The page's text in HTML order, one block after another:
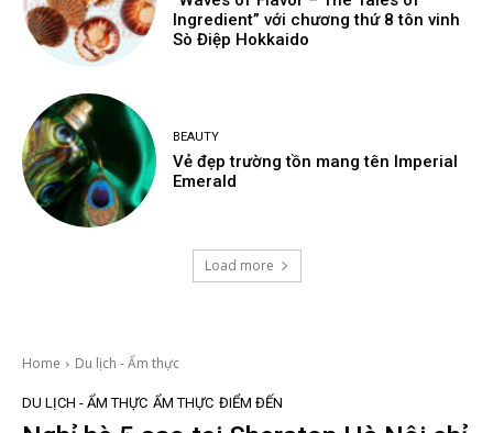
Ingredient” với chương thứ 8 tôn vinh
Sò Điệp Hokkaido
BEAUTY
Vẻ đẹp trường tồn mang tên Imperial
Emerald
Load more